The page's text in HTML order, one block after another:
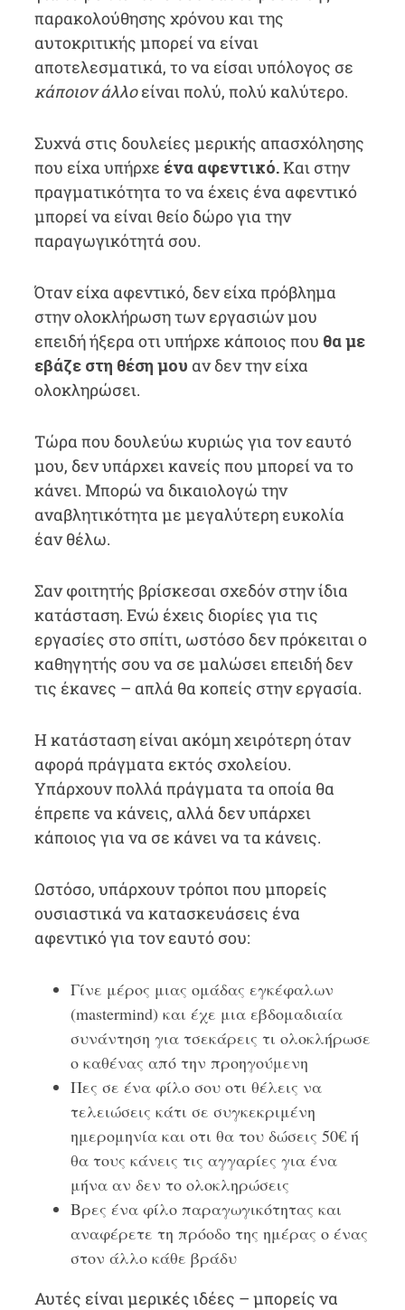
παρακολούθησης χρόνου και της
αυτοκριτικής μπορεί να είναι
αποτελεσματικά, το να είσαι υπόλογος σε
κάποιον άλλοείναι πολύ, πολύ καλύτερο.
Συχνά στις δουλείες μερικής απασχόλησης
που είχα υπήρχε ένα αφεντικό.Και στην
πραγματικότητα το να έχεις ένα αφεντικό
μπορεί να είναι θείο δώρο για την
παραγωγικότητά σου.
Όταν είχα αφεντικό, δεν είχα πρόβλημα
στην ολοκλήρωση των εργασιών μου
επειδή ήξερα οτι υπήρχε κάποιος που θα με
εβάζε στη θέση μου αν δεν την είχα
ολοκληρώσει.
Τώρα που δουλεύω κυριώς για τον εαυτό
μου, δεν υπάρχει κανείς που μπορεί να το
κάνει. Μπορώ να δικαιολογώ την
αναβλητικότητα με μεγαλύτερη ευκολία
έαν θέλω.
Σαν φοιτητής βρίσκεσαι σχεδόν στην ίδια
κατάσταση. Ενώ έχεις διορίες για τις
εργασίες στο σπίτι, ωστόσο δεν πρόκειται ο
καθηγητής σου να σε μαλώσει επειδή δεν
τις έκανες – απλά θα κοπείς στην εργασία.
Η κατάσταση είναι ακόμη χειρότερη όταν
αφορά πράγματα εκτός σχολείου.
Υπάρχουν πολλά πράγματα τα οποία θα
έπρεπε να κάνεις, αλλά δεν υπάρχει
κάποιος για να σε κάνει να τα κάνεις.
Ωστόσο, υπάρχουν τρόποι που μπορείς
ουσιαστικά να κατασκευάσεις ένα
αφεντικό για τον εαυτό σου:
Γίνε μέρος μιας ομάδας εγκέφαλων
(mastermind) και έχε μια εβδομαδιαία
συνάντηση για τσεκάρεις τι ολοκλήρωσε
ο καθένας από την προηγούμενη
Πες σε ένα φίλο σου οτι θέλεις να
τελειώσεις κάτι σε συγκεκριμένη
ημερομηνία και οτι θα του δώσεις 50‎€ ή
θα τους κάνεις τις αγγαρίες για ένα
μήνα αν δεν το ολοκληρώσεις
Βρες ένα φίλο παραγωγικότητας και
αναφέρετε τη πρόοδο της ημέρας ο ένας
στον άλλο κάθε βράδυ
Αυτές είναι μερικές ιδέες – μπορείς να